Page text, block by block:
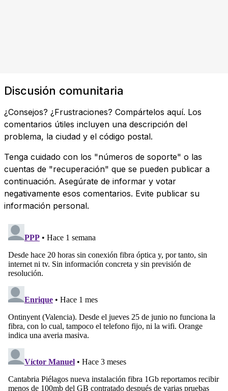
Discusión comunitaria
¿Consejos? ¿Frustraciones? Compártelos aquí. Los
comentarios útiles incluyen una descripción del
problema, la ciudad y el código postal.
Tenga cuidado con los "números de soporte" o las
cuentas de "recuperación" que se pueden publicar a
continuación. Asegúrate de informar y votar
negativamente esos comentarios. Evite publicar su
información personal.